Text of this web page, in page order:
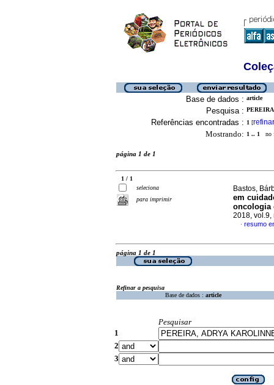
Base de dados : article
Pesquisa :
Referências encontradas : 1 [refinar
Mostrando: 1 .. 1 no
página 1 de 1
1 / 1
seleciona
para imprimir
Bastos,
em
oncologia
2018, vol.9,
· resumo
página 1 de 1
Refinar a pesquisa
Base de dados : article
Pesquisar
1
2
3